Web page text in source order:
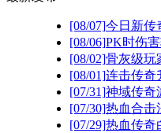
[08/07]今日新传
[08/06]PK时伤
[08/02]骨灰级玩
[08/01]连击传奇
[07/31]神域传奇
[07/30]热血合击
[07/29]热血传奇